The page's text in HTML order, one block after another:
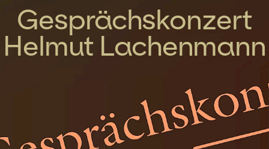
Gesprächskonzert
Helmut Lachenmann